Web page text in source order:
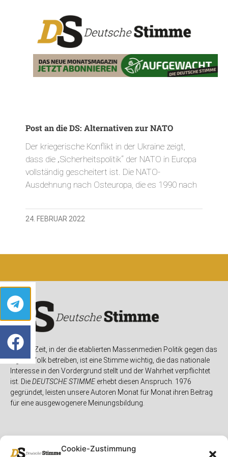
Cookie-Zustimmung
Post an die DS: Alternativen zur NATO
Der kriegerische Konflikt in der Ukraine zeigt,
dass die „Sicherheitspolitik“ der NATO in Europa
vollständig gescheitert ist. Die NATO-
Ausdehnung nach Osteuropa, die es 1990 nach
24. FEBRUAR 2022
In einer Zeit, in der die etablierten Massenmedien Politik gegen das
eigene Volk betreiben, ist eine Stimme wichtig, die das nationale
Interesse in den Vordergrund stellt und der Wahrheit verpflichtet
ist. DieDEUTSCHE STIMMEerhebt diesen Anspruch. 1976
gegründet, leisten unsere Autoren Monat für Monat ihren Beitrag
für eine ausgewogenere Meinungsbildung.